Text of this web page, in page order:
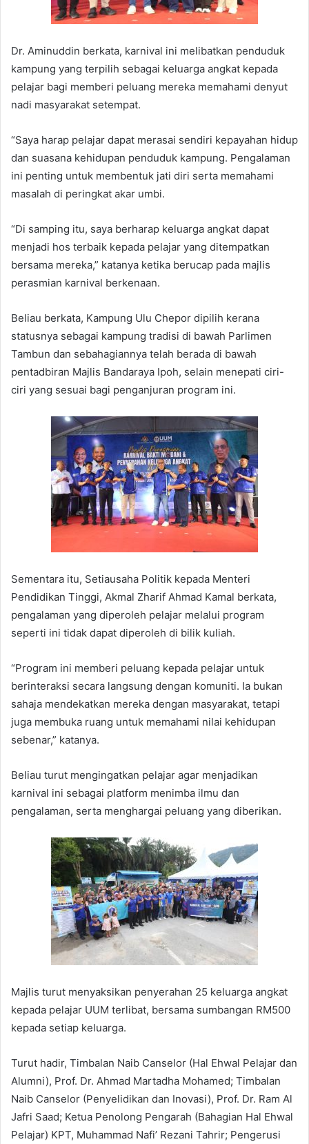
Dr. Aminuddin berkata, karnival ini melibatkan penduduk
kampung yang terpilih sebagai keluarga angkat kepada
pelajar bagi memberi peluang mereka memahami denyut
nadi masyarakat setempat.
“Saya harap pelajar dapat merasai sendiri kepayahan hidup
dan suasana kehidupan penduduk kampung. Pengalaman
ini penting untuk membentuk jati diri serta memahami
masalah di peringkat akar umbi.
“Di samping itu, saya berharap keluarga angkat dapat
menjadi hos terbaik kepada pelajar yang ditempatkan
bersama mereka,” katanya ketika berucap pada majlis
perasmian karnival berkenaan.
Beliau berkata, Kampung Ulu Chepor dipilih kerana
statusnya sebagai kampung tradisi di bawah Parlimen
Tambun dan sebahagiannya telah berada di bawah
pentadbiran Majlis Bandaraya Ipoh, selain menepati ciri-
ciri yang sesuai bagi penganjuran program ini.
Sementara itu, Setiausaha Politik kepada Menteri
Pendidikan Tinggi, Akmal Zharif Ahmad Kamal berkata,
pengalaman yang diperoleh pelajar melalui program
seperti ini tidak dapat diperoleh di bilik kuliah.
“Program ini memberi peluang kepada pelajar untuk
berinteraksi secara langsung dengan komuniti. Ia bukan
sahaja mendekatkan mereka dengan masyarakat, tetapi
juga membuka ruang untuk memahami nilai kehidupan
sebenar,” katanya.
Beliau turut mengingatkan pelajar agar menjadikan
karnival ini sebagai platform menimba ilmu dan
pengalaman, serta menghargai peluang yang diberikan.
Majlis turut menyaksikan penyerahan 25 keluarga angkat
kepada pelajar UUM terlibat, bersama sumbangan RM500
kepada setiap keluarga.
Turut hadir, Timbalan Naib Canselor (Hal Ehwal Pelajar dan
Alumni), Prof. Dr. Ahmad Martadha Mohamed; Timbalan
Naib Canselor (Penyelidikan dan Inovasi), Prof. Dr. Ram Al
Jafri Saad; Ketua Penolong Pengarah (Bahagian Hal Ehwal
Pelajar) KPT, Muhammad Nafi’ Rezani Tahrir; Pengerusi